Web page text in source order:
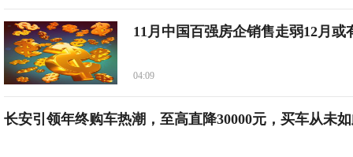
11月中国百强房企销售走弱12月或
04:09
长安引领年终购车热潮，至高直降30000元，买车从未